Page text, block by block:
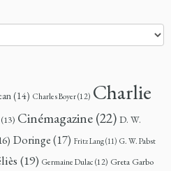
(14) Charles Boyer(12) Charlie
(13) Cinémagazine(22) D. W.
Doringe(17) Fritz Lang(11) G. W. Pabst
(19) Germaine Dulac (12) Greta Garbo